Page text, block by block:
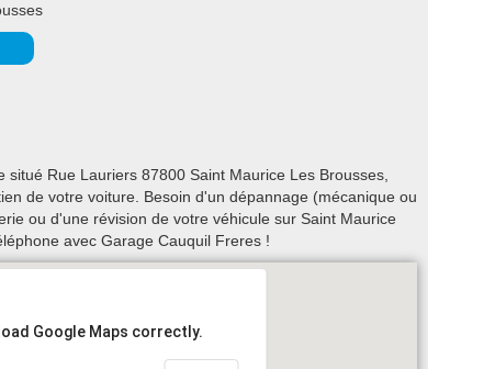
Rue Lauriers 87800 Saint Maurice Les Brousses,
de votre voiture. Besoin d'un dépannage (mécanique ou
ou d'une révision de votre véhicule sur Saint Maurice
avec Garage Cauquil Freres !
Google Maps correctly.